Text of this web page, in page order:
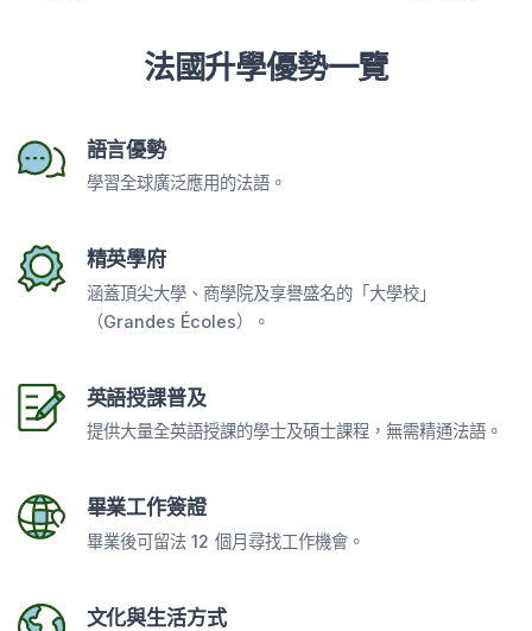
法國升學優勢一覽
語言優勢
學習全球廣泛應用的法語。
精英學府
涵蓋頂尖大學、商學院及享譽盛名的「大學校」
（Grandes Écoles）。
英語授課普及
提供大量全英語授課的學士及碩士課程，無需精通法語。
畢業工作簽證
畢業後可留法 12 個月尋找工作機會。
文化與生活方式